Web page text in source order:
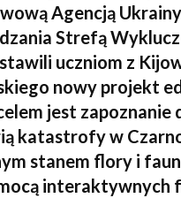
Agencją
Strefą
uczniom z
nowy projekt
jest zapoznanie
katastrofy w
stanem flory i
interaktywnych